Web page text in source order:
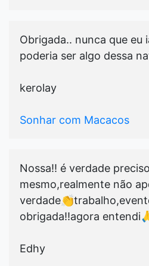
Obrigada.. nunca que eu
poderia ser algo dessa
kerolay
Sonhar com Macacos
Nossa!! é verdade
mesmo,realmente não
obrigada!!agora
Edhy